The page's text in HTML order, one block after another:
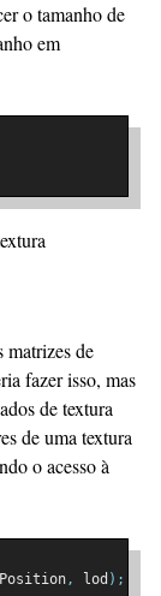
o tamanho de
em
matrizes de
fazer isso, mas
de textura
de uma textura
o acesso à
, lod );